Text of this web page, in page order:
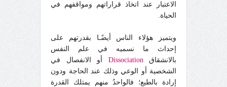
الاعتبار عند اتخاذ قراراتهم ومواقفهم في
الحياة.
ويتميز هؤلاء الناس أيضًـا بقدرتهم على
إحداث ما نسميه في علم النفس
بالانشقاقDissociation أو الانفصال في
الشخصية أو الوعي وذلك عند الحاجة ودون
إرادة بالطبع؛ فالواحدُ منهم يمتلك القدرة